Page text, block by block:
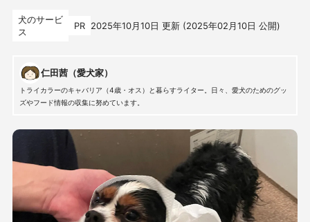
犬のサービ
ス
PR 2025年10月10日 更新 (2025年02月10日 公開)
仁田茜（愛犬家）
トライカラーのキャバリア（4歳・オス）と暮らすライター。日々、愛犬のためのグッ
ズやフード情報の収集に努めています。